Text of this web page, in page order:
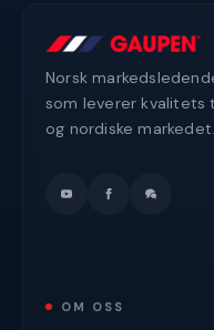
Norsk
som leverer kvalitets
og nordiske markedet.
OM OSS